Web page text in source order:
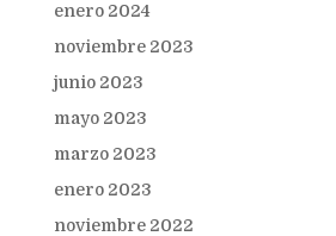
enero 2024
noviembre 2023
junio 2023
mayo 2023
marzo 2023
enero 2023
noviembre 2022